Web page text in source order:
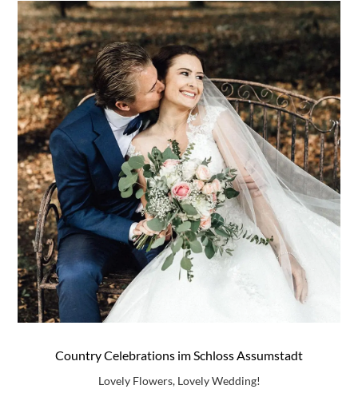
Country Celebrations im Schloss Assumstadt
Lovely Flowers, Lovely Wedding!